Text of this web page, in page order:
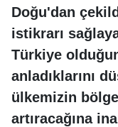
Doğu'dan
istikrarı
Türkiye
anladıklarını
ülkemizin
artıracağına